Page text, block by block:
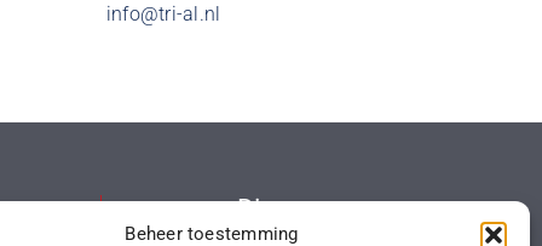
Beheer toestemming
info@tri-al.nl
Diversen